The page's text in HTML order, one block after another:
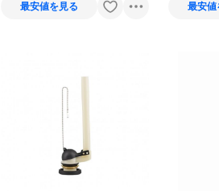
最安値を見る 最安値